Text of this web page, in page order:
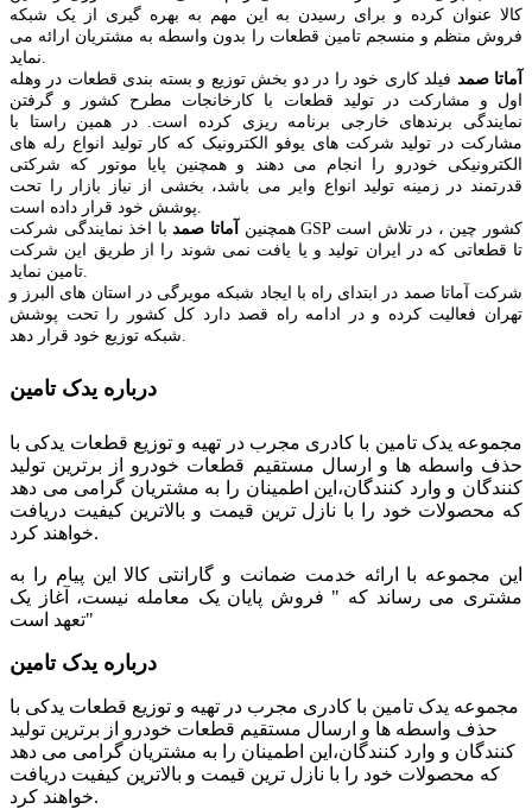
کالا عنوان کرده و برای رسیدن به این مهم به بهره گیری از یک شبکه
فروش منظم و منسجم تامین قطعات را بدون واسطه به مشتریان ارائه می
نماید.
آماتا صمد فیلد کاری خود را در دو بخش توزیع و بسته بندی قطعات در وهله
اول و مشارکت در تولید قطعات با کارخانجات مطرح کشور و گرفتن
نمایندگی برندهای خارجی برنامه ریزی کرده است. در همین راستا با
مشارکت در تولید شرکت های یوفو الکترونیک که کار تولید انواع رله های
الکترونیکی خودرو را انجام می دهند و همچنین پایا موتور که شرکتی
قدرتمند در زمینه تولید انواع وایر می باشد، بخشی از نیاز بازار را تحت
پوشش خود قرار داده است.
همچنین
آماتا صمدبا اخذ نمایندگی شرکت GSP کشور چین ، در تلاش است
تا قطعاتی که در ایران تولید و یا یافت نمی شوند را از طریق این شرکت
تامین نماید.
شرکت آماتا صمد در ابتدای راه با ایجاد شبکه مویرگی در استان های البرز و
تهران فعالیت کرده و در ادامه راه قصد دارد کل کشور را تحت پوشش
شبکه توزیع خود قرار دهد.
درباره یدک تامین
مجموعه یدک تامین با کادری مجرب در تهیه و توزیع قطعات یدکی با
حذف واسطه ها و ارسال مستقیم قطعات خودرو از برترین تولید
کنندگان و وارد کنندگان،این اطمینان را به مشتریان گرامی می دهد
که محصولات خود را با نازل ترین قیمت و بالاترین کیفیت دریافت
خواهند کرد.
این مجموعه با ارائه خدمت ضمانت و گارانتی کالا این پیام را به
مشتری می رساند که " فروش پایان یک معامله نیست، آغاز یک
تعهد است"
درباره یدک تامین
مجموعه یدک تامین با کادری مجرب در تهیه و توزیع قطعات یدکی با
حذف واسطه ها و ارسال مستقیم قطعات خودرو از برترین تولید
کنندگان و وارد کنندگان،این اطمینان را به مشتریان گرامی می دهد
که محصولات خود را با نازل ترین قیمت و بالاترین کیفیت دریافت
خواهند کرد.